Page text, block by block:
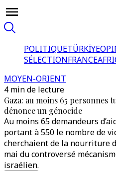
POLITIQUETÜRKİYE
SÉLECTIONFRANCE
MOYEN-ORIENT
4 min de lecture
Gaza: au moins 65 personnes
dénonce un génocide
Au moins 65 demandeurs
portant à 550 le nombre de
cherchaient de la nourriture
mai du controversé
israélien.